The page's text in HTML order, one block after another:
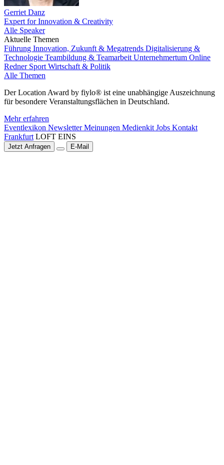
Gerriet Danz
Expert for Innovation & Creativity
Alle Speaker
Aktuelle Themen
Führung Innovation, Zukunft & Megatrends Digitalisierung &
Technologie Teambildung & Teamarbeit Unternehmertum Online
Redner Sport Wirtschaft & Politik
Alle Themen
Der Location Award by fiylo® ist eine unabhängige Auszeichnung
für besondere Veranstaltungsflächen in Deutschland.
Mehr erfahren
Eventlexikon NewsletterMeinungen Medienkit Jobs Kontakt
Frankfurt LOFT EINS
Jetzt Anfragen E-Mail